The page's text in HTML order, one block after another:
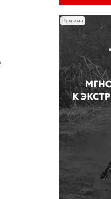
Реклама